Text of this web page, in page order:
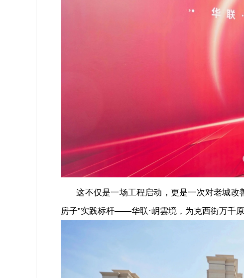
这不仅是一场工程启动，更是一次对老城改
房子”实践标杆——华联·岄雲境，为克西街万千